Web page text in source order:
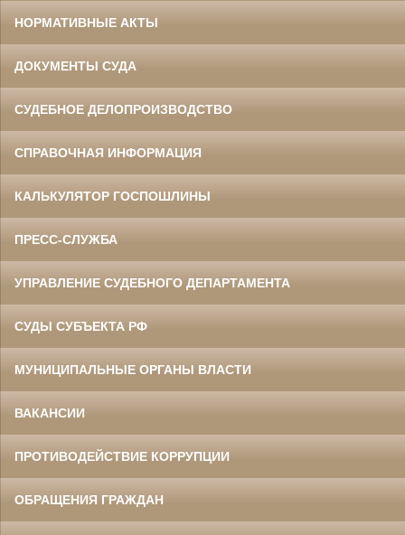
НОРМАТИВНЫЕ АКТЫ
ДОКУМЕНТЫ СУДА
СУДЕБНОЕ ДЕЛОПРОИЗВОДСТВО
СПРАВОЧНАЯ ИНФОРМАЦИЯ
КАЛЬКУЛЯТОР ГОСПОШЛИНЫ
ПРЕСС-СЛУЖБА
УПРАВЛЕНИЕ СУДЕБНОГО ДЕПАРТАМЕНТА
СУДЫ СУБЪЕКТА РФ
МУНИЦИПАЛЬНЫЕ ОРГАНЫ ВЛАСТИ
ВАКАНСИИ
ПРОТИВОДЕЙСТВИЕ КОРРУПЦИИ
ОБРАЩЕНИЯ ГРАЖДАН